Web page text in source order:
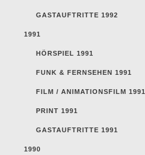
GASTAUFTRITTE 1992
1991
HÖRSPIEL 1991
FUNK & FERNSEHEN 1991
FILM / ANIMATIONSFILM 1991
PRINT 1991
GASTAUFTRITTE 1991
1990